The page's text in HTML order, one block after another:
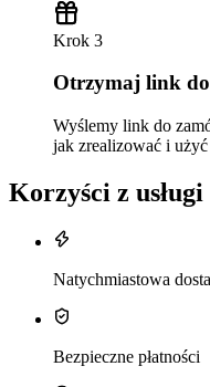
Krok 3
Otrzymaj link
Wyślemy link do
jak zrealizować i
Korzyści z usługi
Natychmiastowa
Bezpieczne płatności